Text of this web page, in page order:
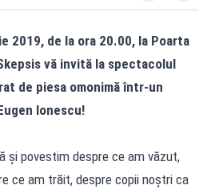
2019, de la ora 20.00, la Poarta
vă invită la spectacolul
de piesa omonimă într-un
Ionescu!
şi povestim despre ce am văzut,
ce am trăit, despre copii noştri ca